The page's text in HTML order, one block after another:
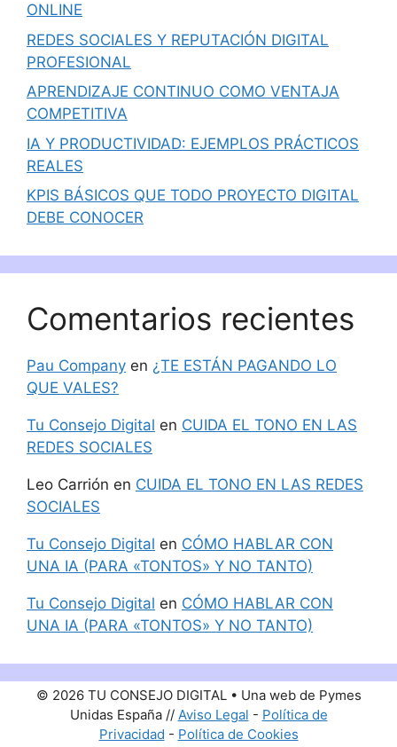
ONLINE
REDES SOCIALES Y REPUTACIÓN DIGITAL
PROFESIONAL
APRENDIZAJE CONTINUO COMO VENTAJA
COMPETITIVA
IA Y PRODUCTIVIDAD: EJEMPLOS PRÁCTICOS
REALES
KPIS BÁSICOS QUE TODO PROYECTO DIGITAL
DEBE CONOCER
Comentarios recientes
Pau Company en ¿TE ESTÁN PAGANDO LO
QUE VALES?
Tu Consejo Digital en CUIDA EL TONO EN LAS
REDES SOCIALES
Leo Carrión en CUIDA EL TONO EN LAS REDES
SOCIALES
Tu Consejo Digital en CÓMO HABLAR CON
UNA IA (PARA «TONTOS» Y NO TANTO)
Tu Consejo Digital en CÓMO HABLAR CON
UNA IA (PARA «TONTOS» Y NO TANTO)
© 2026 TU CONSEJO DIGITAL • Una web de Pymes
Unidas España // Aviso Legal - Política de
Privacidad - Política de Cookies